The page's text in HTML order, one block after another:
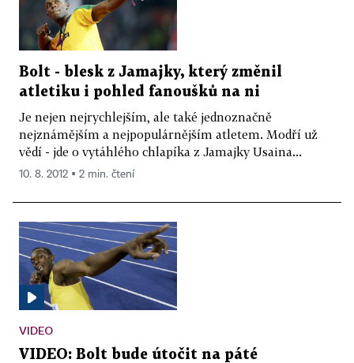
Bolt - blesk z Jamajky, který změnil
atletiku i pohled fanoušků na ni
Je nejen nejrychlejším, ale také jednoznačně
nejznámějším a nejpopulárnějším atletem. Modří už
vědí - jde o vytáhlého chlapíka z Jamajky Usaina...
10. 8. 2012 ▪ 2 min. čtení
VIDEO
VIDEO: Bolt bude útočit na páté